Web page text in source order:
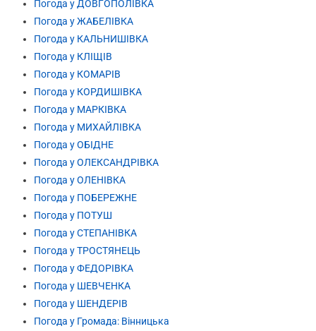
Погода у ДОВГОПОЛІВКА
Погода у ЖАБЕЛІВКА
Погода у КАЛЬНИШІВКА
Погода у КЛІЩІВ
Погода у КОМАРІВ
Погода у КОРДИШІВКА
Погода у МАРКІВКА
Погода у МИХАЙЛІВКА
Погода у ОБІДНЕ
Погода у ОЛЕКСАНДРІВКА
Погода у ОЛЕНІВКА
Погода у ПОБЕРЕЖНЕ
Погода у ПОТУШ
Погода у СТЕПАНІВКА
Погода у ТРОСТЯНЕЦЬ
Погода у ФЕДОРІВКА
Погода у ШЕВЧЕНКА
Погода у ШЕНДЕРІВ
Погода у Громада: Вінницька